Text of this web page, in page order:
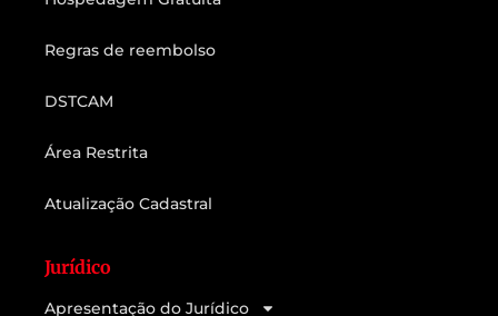
Regras de reembolso
DSTCAM
Área Restrita
Atualização Cadastral
Jurídico
Apresentação do Jurídico